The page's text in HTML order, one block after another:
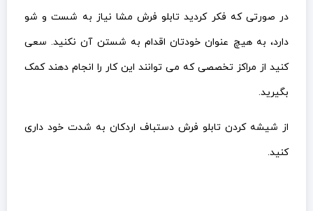
در صورتی که فکر کردید تابلو فرش مشا نیاز به شست و شو
دارد، به هیچ عنوان خودتان اقدام به شستن آن نکنید. سعی
کنید از مراکز تخصصی که می توانند این کار را انجام دهند کمک
بگیرید.
از شیشه کردن تابلو فرش دستباف اردکان به شدت خود داری
کنید.